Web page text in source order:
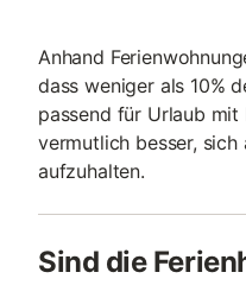
Anhand
dass weniger als 10%
passend für Urlaub
vermutlich besser, sich
aufzuhalten.
Sind die